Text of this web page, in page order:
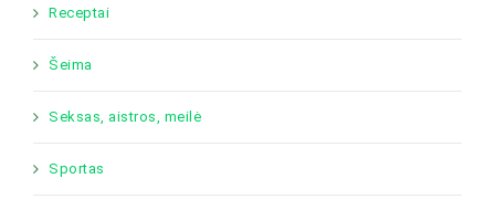
Receptai
Šeima
Seksas, aistros, meilė
Sportas